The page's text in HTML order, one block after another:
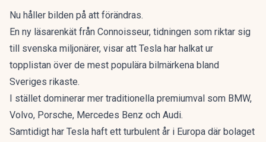
Nu håller bilden på att förändras.
En ny läsarenkät från Connoisseur, tidningen som riktar sig
till svenska miljonärer, visar att Tesla har halkat ur
topplistan över de mest populära bilmärkena bland
Sveriges rikaste.
I stället dominerar mer traditionella premiumval som BMW,
Volvo, Porsche, Mercedes Benz och Audi.
Samtidigt har Tesla haft ett turbulent år i Europa där bolaget